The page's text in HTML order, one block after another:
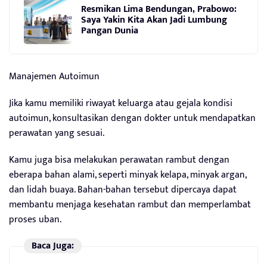
Resmikan Lima Bendungan, Prabowo:
Saya Yakin Kita Akan Jadi Lumbung
Pangan Dunia
Manajemen Autoimun
Jika kamu memiliki riwayat keluarga atau gejala kondisi
autoimun, konsultasikan dengan dokter untuk mendapatkan
perawatan yang sesuai.
Kamu juga bisa melakukan perawatan rambut dengan
eberapa bahan alami, seperti minyak kelapa, minyak argan,
dan lidah buaya. Bahan-bahan tersebut dipercaya dapat
membantu menjaga kesehatan rambut dan memperlambat
proses uban.
Baca Juga: